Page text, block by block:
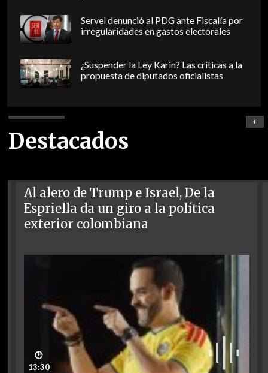
Servel denunció al PDG ante Fiscalía por
irregularidades en gastos electorales
¿Suspender la Ley Karin? Las críticas a la
propuesta de diputados oficialistas
Destacados
+
Al alero de Trump e Israel, De la
Espriella da un giro a la política
exterior colombiana
🕑
13:30